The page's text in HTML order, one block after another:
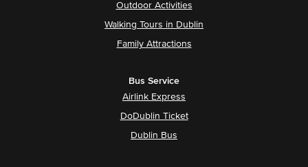
Outdoor Activities
Walking Tours in Dublin
Family Attractions
Bus Service
Airlink Express
DoDublin Ticket
Dublin Bus